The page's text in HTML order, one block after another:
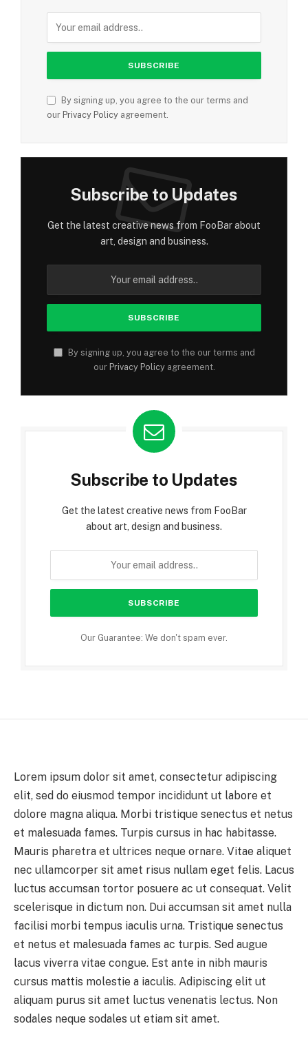
By signing up, you agree to the our terms and
ourPrivacy Policy agreement.
Subscribe to Updates
Get the latest creative news from FooBar about
art, design and business.
By signing up, you agree to the our terms and
our Privacy Policyagreement.
Subscribe to Updates
Get the latest creative news from FooBar
about art, design and business.
Our Guarantee: We don't spam ever.
Lorem ipsum dolor sit amet, consectetur adipiscing
elit, sed do eiusmod tempor incididunt ut labore et
dolore magna aliqua. Morbi tristique senectus et netus
et malesuada fames. Turpis cursus in hac habitasse.
Mauris pharetra et ultrices neque ornare. Vitae aliquet
nec ullamcorper sit amet risus nullam eget felis. Lacus
luctus accumsan tortor posuere ac ut consequat. Velit
scelerisque in dictum non. Dui accumsan sit amet nulla
facilisi morbi tempus iaculis urna. Tristique senectus
et netus et malesuada fames ac turpis. Sed augue
lacus viverra vitae congue. Est ante in nibh mauris
cursus mattis molestie a iaculis. Adipiscing elit ut
aliquam purus sit amet luctus venenatis lectus. Non
sodales neque sodales ut etiam sit amet.